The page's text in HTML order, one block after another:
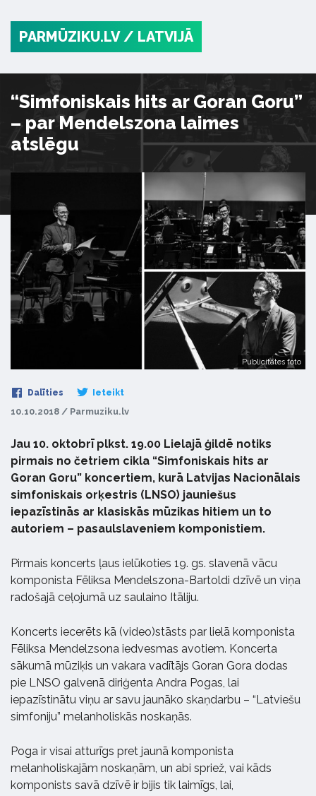
PARMŪZIKU.LV / LATVIJĀ
“Simfoniskais hits ar Goran Goru”
– par Mendelszona laimes
atslēgu
Publicitātes foto
Dalīties Ieteikt
10.10.2018 / Parmuziku.lv
Jau 10. oktobrī plkst. 19.00 Lielajā ģildē notiks
pirmais no četriem cikla “Simfoniskais hits ar
Goran Goru” koncertiem, kurā Latvijas Nacionālais
simfoniskais orķestris (LNSO) jauniešus
iepazīstinās ar klasiskās mūzikas hitiem un to
autoriem – pasaulslaveniem komponistiem.
Pirmais koncerts ļaus ielūkoties 19. gs. slavenā vācu
komponista Fēliksa Mendelszona-Bartoldi dzīvē un viņa
radošajā ceļojumā uz saulaino Itāliju.
Koncerts iecerēts kā (video)stāsts par lielā komponista
Fēliksa Mendelzsona iedvesmas avotiem. Koncerta
sākumā mūziķis un vakara vadītājs Goran Gora dodas
pie LNSO galvenā diriģenta Andra Pogas, lai
iepazīstinātu viņu ar savu jaunāko skaņdarbu – “Latviešu
simfoniju” melanholiskās noskaņās.
Poga ir visai atturīgs pret jaunā komponista
melanholiskajām noskaņām, un abi spriež, vai kāds
komponists savā dzīvē ir bijis tik laimīgs, lai,